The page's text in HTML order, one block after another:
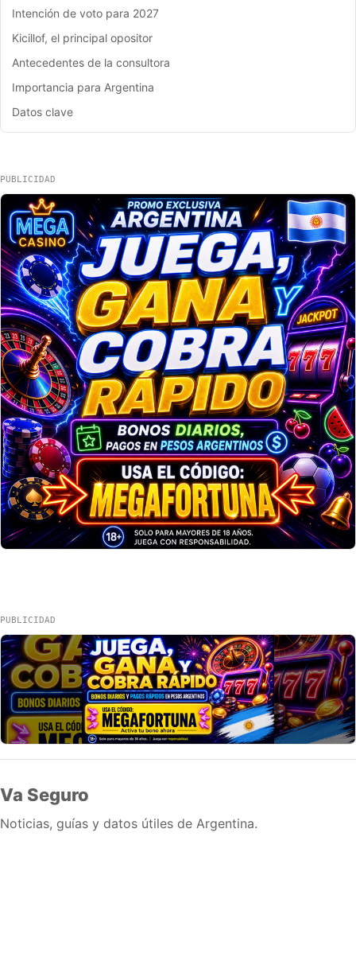
Intención de voto para 2027
Kicillof, el principal opositor
Antecedentes de la consultora
Importancia para Argentina
Datos clave
PUBLICIDAD
PUBLICIDAD
Va Seguro
Noticias, guías y datos útiles de Argentina.